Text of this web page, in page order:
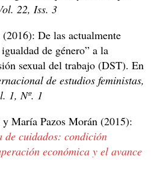
22, Iss. 3
De las actualmente
de género” a la
sexual del trabajo (DST). En
de estudios feministas,
1, Nº. 1
María Pazos Morán (2015):
de cuidados: condición
económica y el avance